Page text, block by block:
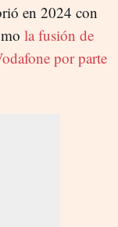
en 2024 con
la fusión de
por parte